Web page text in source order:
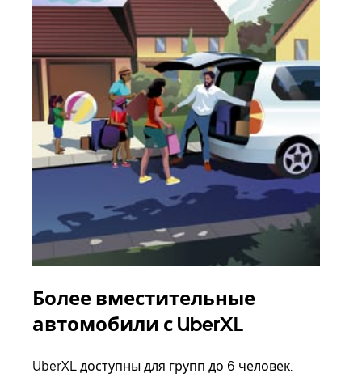
Более вместительные
автомобили с UberXL
UberXL доступны для групп до 6 человек.